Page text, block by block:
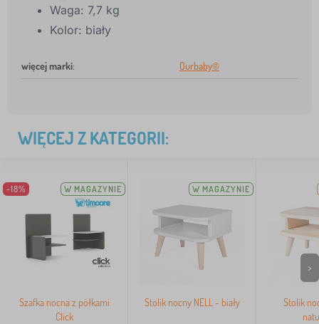
Waga: 7,7 kg
Kolor: biały
więcej marki: Ourbaby®
WIĘCEJ Z KATEGORII:
-18% W MAGAZYNIE
Szafka nocna z półkami
Click
W MAGAZYNIE
Stolik nocny NELL - biały
Stolik
>